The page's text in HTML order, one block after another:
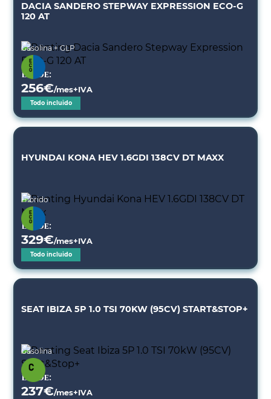
DACIA SANDERO STEPWAY EXPRESSION ECO-G
120 AT
Gasolina + GLP
Desde:
256€/mes+IVA
Todo incluido
HYUNDAI KONA HEV 1.6GDI 138CV DT MAXX
Híbrido
Desde:
329€/mes+IVA
Todo incluido
SEAT IBIZA 5P 1.0 TSI 70KW (95CV) START&STOP+
Gasolina
Desde:
237€/mes+IVA